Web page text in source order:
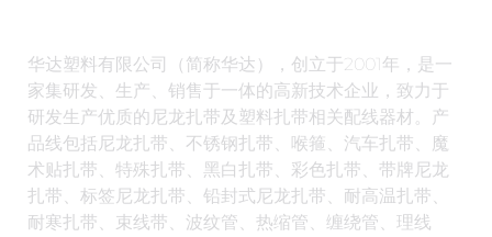
华达塑料有限公司（简称华达），创立于2001年，是一
家集研发、生产、销售于一体的高新技术企业，致力于
研发生产优质的尼龙扎带及塑料扎带相关配线器材。产
品线包括尼龙扎带、不锈钢扎带、喉箍、汽车扎带、魔
术贴扎带、特殊扎带、黑白扎带、彩色扎带、带牌尼龙
扎带、标签尼龙扎带、铅封式尼龙扎带、耐高温扎带、
耐寒扎带、束线带、波纹管、热缩管、缠绕管、理线